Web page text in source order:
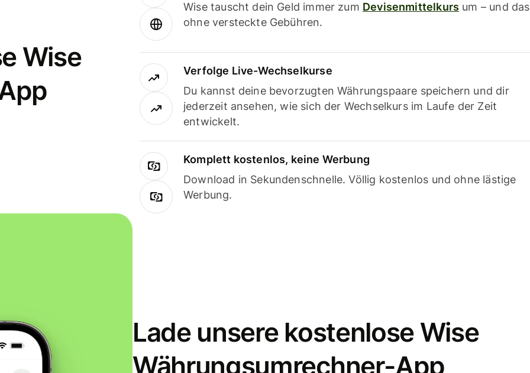
Wise
Wise tauscht dein Geld immer zum Devisenmittelkurs um – und das
ohne versteckte Gebühren.
Verfolge Live-Wechselkurse
Du kannst deine bevorzugten Währungspaare speichern und dir
jederzeit ansehen, wie sich der Wechselkurs im Laufe der Zeit
entwickelt.
Komplett kostenlos, keine Werbung
Download in Sekundenschnelle. Völlig kostenlos und ohne lästige
Werbung.
Lade unsere kostenlose Wise
Währungsumrechner-App